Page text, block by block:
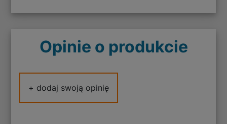
Opinie o produkcie
+ dodaj swoją opinię